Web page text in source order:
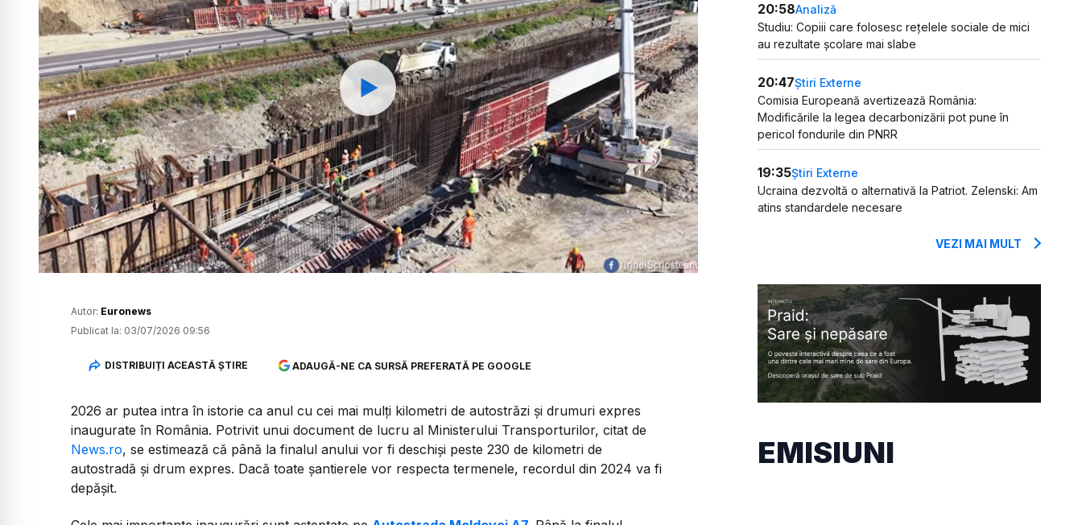
Watch
Autor: Euronews
Publicat la: 03/07/2026 09:56
DISTRIBUIȚI ACEASTĂ ȘTIRE ADAUGĂ-NE CA SURSĂ PREFERATĂ PE GOOGLE
2026 ar putea intra în istorie ca anul cu cei mai mulți kilometri de autostrăzi și drumuri expres
inaugurate în România. Potrivit unui document de lucru al Ministerului Transporturilor, citat de
News.ro, se estimează că până la finalul anului vor fi deschiși peste 230 de kilometri de
autostradă și drum expres. Dacă toate șantierele vor respecta termenele, recordul din 2024 va fi
depășit.
20:58Analiză
Studiu: Copiii care folosesc rețelele sociale de mici
au rezultate școlare mai slabe
20:47Știri Externe
Comisia Europeană avertizează România:
Modificările la legea decarbonizării pot pune în
pericol fondurile din PNRR
19:35Știri Externe
Ucraina dezvoltă o alternativă la Patriot. Zelenski: Am
atins standardele necesare
VEZI MAI MULT
EMISIUNI